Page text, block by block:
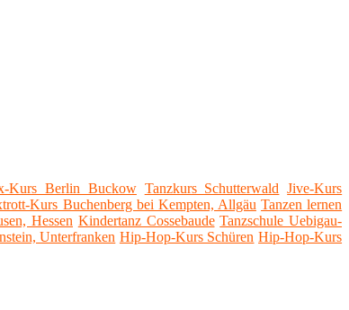
Kurs Berlin Buckow Tanzkurs Schutterwald Jive-Kurs
Kurs Buchenberg bei Kempten, Allgäu Tanzen lernen
Hessen Kindertanz Cossebaude Tanzschule Uebigau-
Unterfranken Hip-Hop-Kurs Schüren Hip-Hop-Kurs